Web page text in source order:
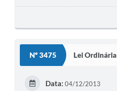
Nº 3475 Lei Ordinária
Data: 04/12/2013